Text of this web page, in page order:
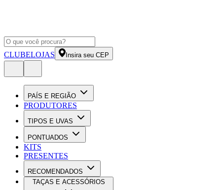
CLUBELOJAS Insira seu CEP
PAÍS E REGIÃO
PRODUTORES
TIPOS E UVAS
PONTUADOS
KITS
PRESENTES
RECOMENDADOS
TAÇAS E ACESSÓRIOS